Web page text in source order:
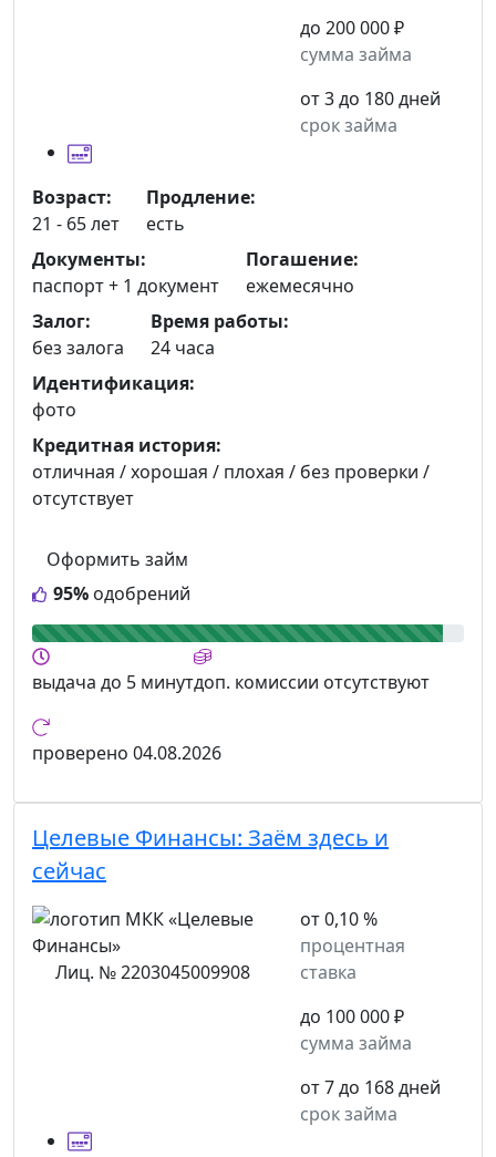
до 200 000 ₽
сумма займа
от 3 до 180 дней
срок займа
95% одобрений
Оформить займ
Возраст:
21 - 65 лет
Продление:
есть
Документы:
паспорт + 1 документ
Погашение:
ежемесячно
Залог:
без залога
Время работы:
24 часа
Идентификация:
фото
Кредитная история:
отличная / хорошая / плохая / без проверки /
отсутствует
выдача до 5 минутдоп. комиссии отсутствуют
проверено 04.08.2026
Целевые Финансы: Заём здесь и
сейчас
Лиц. № 2203045009908
от 0,10 %
процентная
ставка
до 100 000 ₽
сумма займа
от 7 до 168 дней
срок займа